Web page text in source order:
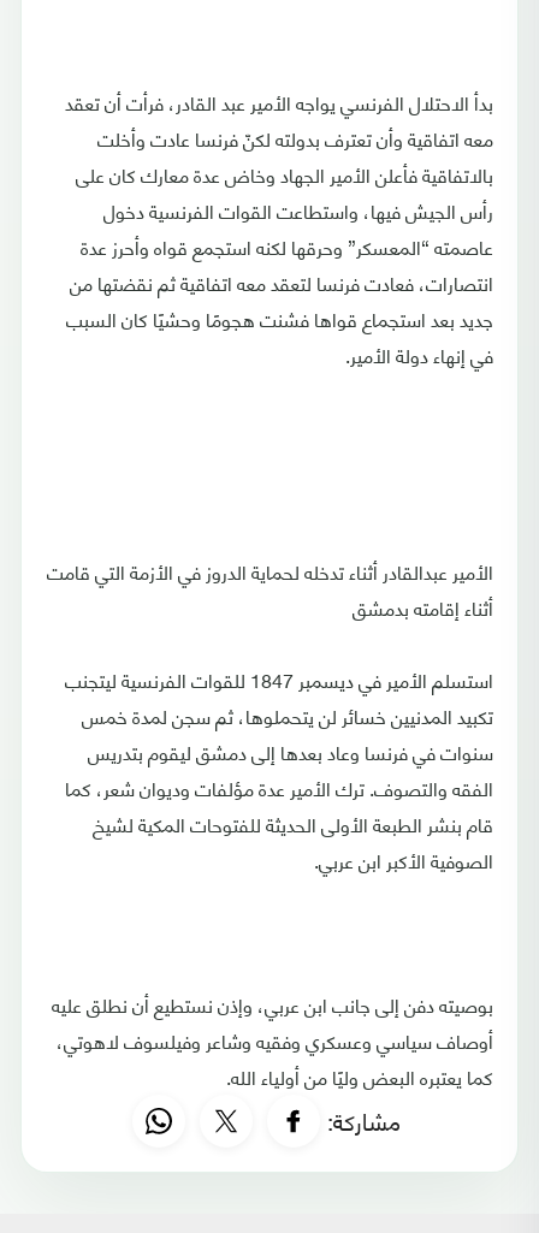
بدأ الاحتلال الفرنسي يواجه الأمير عبد القادر، فرأت أن تعقد
معه اتفاقية وأن تعترف بدولته لكنّ فرنسا عادت وأخلت
بالاتفاقية فأعلن الأمير الجهاد وخاض عدة معارك كان على
رأس الجيش فيها، واستطاعت القوات الفرنسية دخول
عاصمته “المعسكر” وحرقها لكنه استجمع قواه وأحرز عدة
انتصارات، فعادت فرنسا لتعقد معه اتفاقية ثم نقضتها من
جديد بعد استجماع قواها فشنت هجومًا وحشيًا كان السبب
في إنهاء دولة الأمير.
الأمير عبدالقادر أثناء تدخله لحماية الدروز في الأزمة التي قامت
أثناء إقامته بدمشق
استسلم الأمير في ديسمبر 1847 للقوات الفرنسية ليتجنب
تكبيد المدنيين خسائر لن يتحملوها، ثم سجن لمدة خمس
سنوات في فرنسا وعاد بعدها إلى دمشق ليقوم بتدريس
الفقه والتصوف. ترك الأمير عدة مؤلفات وديوان شعر، كما
قام بنشر الطبعة الأولى الحديثة للفتوحات المكية لشيخ
الصوفية الأكبر ابن عربي.
بوصيته دفن إلى جانب ابن عربي، وإذن نستطيع أن نطلق عليه
أوصاف سياسي وعسكري وفقيه وشاعر وفيلسوف لاهوتي،
كما يعتبره البعض وليًا من أولياء الله.
مشاركة: